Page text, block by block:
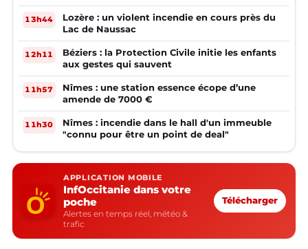
13h44
Lozère : un violent incendie en cours près du
Lac de Naussac
12h11
Béziers : la Protection Civile initie les enfants
aux gestes qui sauvent
11h57
Nîmes : une station essence écope d’une
amende de 7000 €
11h30
Nîmes : incendie dans le hall d'un immeuble
"connu pour être un point de deal"
APPLICATION MOBILE
InfOccitanie dans votre
poche
Alertes en temps réel, météo &
trafic
Télécharger